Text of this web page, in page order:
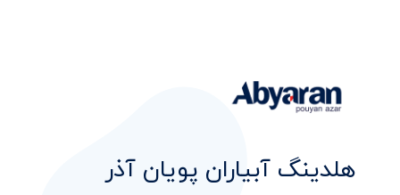
هلدینگ آبیاران پویان آذر